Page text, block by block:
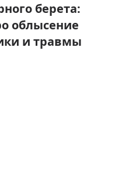
берета:
облысение
и травмы